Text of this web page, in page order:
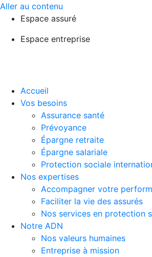
Aller au contenu
Espace assuré
Espace entreprise
Accueil
Vos besoins
Assurance santé
Prévoyance
Épargne retraite
Épargne salariale
Protection sociale
Nos expertises
Accompagner votre
Faciliter la vie des assurés
Nos services en protection
Notre ADN
Nos valeurs humaines
Entreprise à mission